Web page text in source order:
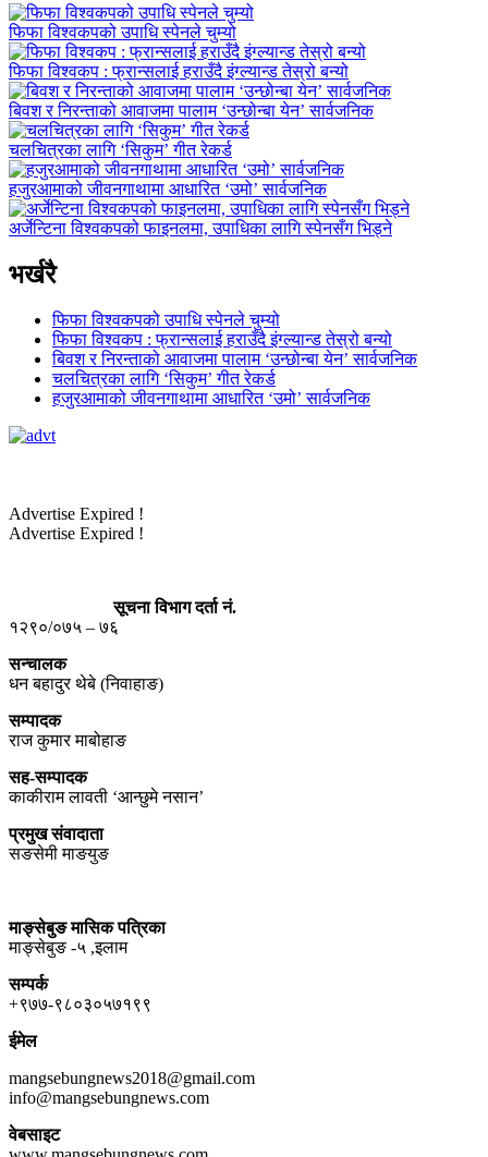
फिफा विश्वकपको उपाधि स्पेनले चुम्यो
फिफा विश्वकप : फ्रान्सलाई हराउँदै इंग्ल्यान्ड तेस्रो बन्यो
बिवश र निरन्ताको आवाजमा पालाम ‘उन्छोन्बा येन’ सार्वजनिक
चलचित्रका लागि ‘सिकुम’ गीत रेकर्ड
हजुरआमाको जीवनगाथामा आधारित ‘उमो’ सार्वजनिक
अर्जेन्टिना विश्वकपको फाइनलमा, उपाधिका लागि स्पेनसँग भिड्ने
भर्खरै
फिफा विश्वकपको उपाधि स्पेनले चुम्यो
फिफा विश्वकप : फ्रान्सलाई हराउँदै इंग्ल्यान्ड तेस्रो बन्यो
बिवश र निरन्ताको आवाजमा पालाम ‘उन्छोन्बा येन’ सार्वजनिक
चलचित्रका लागि ‘सिकुम’ गीत रेकर्ड
हजुरआमाको जीवनगाथामा आधारित ‘उमो’ सार्वजनिक
Advertise Expired !
Advertise Expired !
सूचना विभाग दर्ता नं.
१२९०/०७५ – ७६
सन्चालक
धन बहादुर थेबे (निवाहाङ)
सम्पादक
राज कुमार माबोहाङ
सह-सम्पादक
काकीराम लावती ‘आन्छुमे नसान’
प्रमुख संवादाता
सङसेमी माङयुङ
माङ्सेबुङ मासिक पत्रिका
माङ्सेबुङ -५ ,इलाम
सम्पर्क
+९७७-९८०३०५७१९९
ईमेल
mangsebungnews2018@gmail.com
info@mangsebungnews.com
वेबसाइट